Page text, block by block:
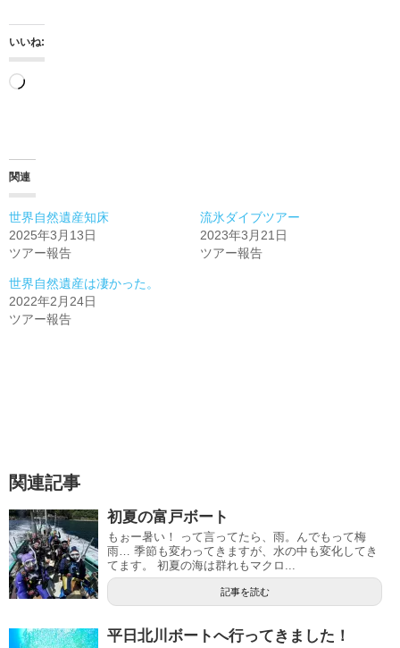
いいね:
読
み
中…
関連
世界自然遺産知床
2025年3月13日
ツアー報告
流氷ダイブツアー
2023年3月21日
ツアー報告
世界自然遺産は凄かった。
2022年2月24日
ツアー報告
関連記事
初夏の富戸ボート
もぉー暑い！ って言ってたら、雨。んでもって梅
雨… 季節も変わってきますが、水の中も変化してき
てます。 初夏の海は群れもマクロ...
記事を読む
平日北川ボートへ行ってきました！